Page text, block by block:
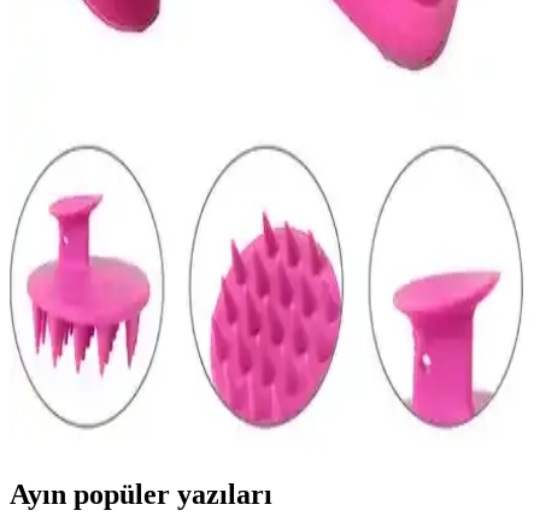
Kafa derisinde aşırı kaşıntı sorununu anlamak ve doğru bakım
yöntemleriyle rahatlatmak için pratik öneriler ve ürünler hakkında
Rahatlatıcı Jeller ve Kullanım İpuçları
Ciltteki kaşıntı ve tahrişi hafifletmek için kullanılan rahatlatıcı jellerin
içerikleri, kullanım ipuçları ve dikkat edilmesi gerekenler hakkında
güncel bilgiler.
Ata Home Yumuşak Silikon Uçlu Saç Derisi Masaj
Tarağı İnceleme ve Kullanım Analizi
Ata Home’nin yumuşak silikon uçlu saç derisi masaj tarağı saç
derisine nazik temasla masaj yapar, kan dolaşımını destekler ve
kepek-kaşıntıyı hafifletebilir. Kokusuz silikon ve vantuzlu tasarımı
duşta güvenli kullanım sağlar; yerli üretimdir.
Ayın popüler yazıları